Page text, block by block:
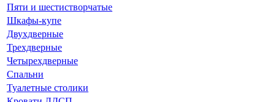
Пяти и шестистворчатые
Шкафы-купе
Двухдверные
Трехдверные
Четырехдверные
Спальни
Туалетные столики